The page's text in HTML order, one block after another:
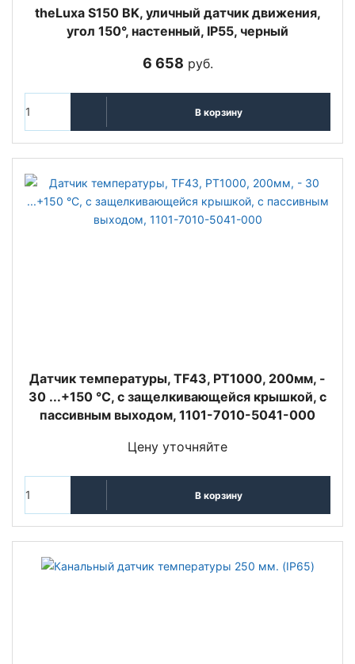
theLuxa S150 BK, уличный датчик движения,
угол 150°, настенный, IP55, черный
6 658 руб.
В корзину
Датчик температуры, TF43, PT1000, 200мм, -
30 ...+150 °C, с защелкивающейся крышкой, с
пассивным выходом, 1101-7010-5041-000
Цену уточняйте
В корзину